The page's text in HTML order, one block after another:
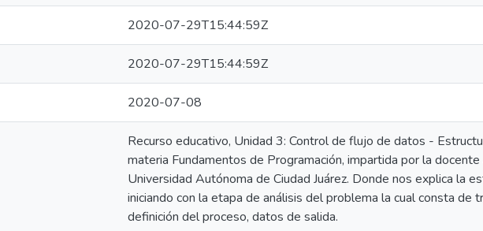
2020-07-29T15:44:59Z
2020-07-29T15:44:59Z
2020-07-08
Recurso educativo, Unidad 3: Control de flujo de datos -
materia Fundamentos de Programación, impartida por la
Universidad Autónoma de Ciudad Juárez. Donde nos explica la
iniciando con la etapa de análisis del problema la cual consta de
definición del proceso, datos de salida.